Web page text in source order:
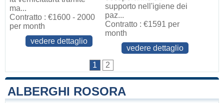
ma...
Contratto : €1600 - 2000
per month
vedere dettaglio
supporto nell'igiene dei
paz...
Contratto : €1591 per
month
vedere dettaglio
1
2
ALBERGHI ROSORA